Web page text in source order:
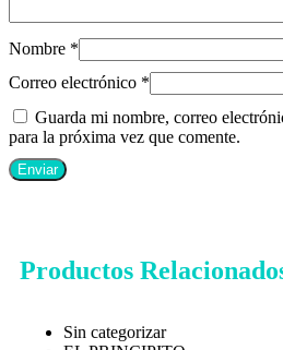
Nombre *
Correo electrónico *
Guarda mi nombre, correo
para la próxima vez que comente.
Productos
Sin categorizar